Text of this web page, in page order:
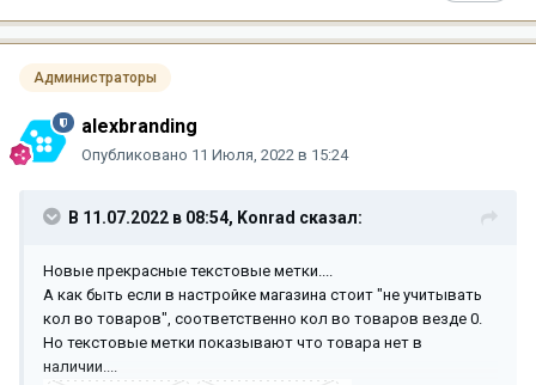
Администраторы
alexbranding
Опубликовано 11 Июля, 2022 в 15:24
В 11.07.2022 в 08:54, Konrad сказал:
Новые прекрасные текстовые метки....
А как быть если в настройке магазина стоит "не учитывать
кол во товаров", соответственно кол во товаров везде 0.
Но текстовые метки показывают что товара нет в
наличии....